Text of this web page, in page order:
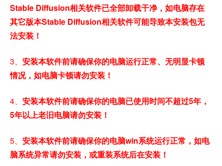
Stable Diffusion相关软件已全部卸载干净，如电脑存在
其它版本Stable Diffusion相关软件可能导致本安装包无
法安装！
3、 安装本软件前请确保你的电脑运行正常、无明显卡顿
情况，如电脑卡顿请勿安装！
4、 安装本软件前请确保你的电脑已使用时间不超过5年，
5年以上老旧电脑请勿安装！
5、 安装本软件前请确保你的电脑win系统运行正常，如电
脑系统异常请勿安装，或重装系统后在安装！